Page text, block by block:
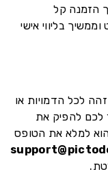
הזמנה קל
בליווי אישי
לכל הדמויות או
לכם להפיק את
למלא את הטופס